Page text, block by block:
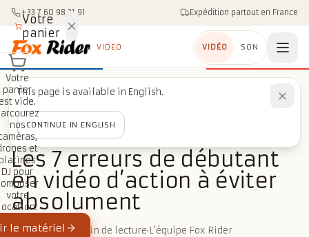
Aller au contenu
+33 7 60 98 21 91 Expédition partout en France
VIDEO VIDÉO SON
Accueil/Blog/ Caméras action & 360
/
CAMÉRAS ACTION & 360
Les 7 erreurs de débutant
en vidéo d’action à éviter
absolument
18 mars 2026·4 min de lecture·L'équipe Fox Rider
Votre
panier
Votre
panier
vide.
nos
et
DJ pour
votre
le matériel
This page is available in English.
CONTINUE IN ENGLISH